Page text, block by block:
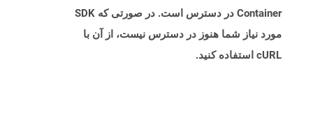
Container در دسترس است. در صورتی که SDK
مورد نیاز شما هنوز در دسترس نیست، از آن با
cURL استفاده کنید.